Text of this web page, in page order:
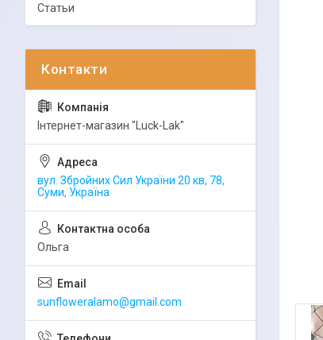
Статьи
Інтернет-магазин "Luck-Lak"
вул. Збройних Сил України 20 кв, 78,
Суми, Україна
Ольга
sunfloweralamo@gmail.com